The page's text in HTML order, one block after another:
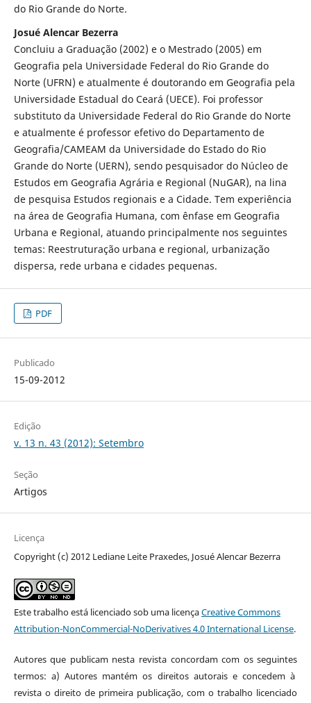
do Rio Grande do Norte.
Josué Alencar Bezerra
Concluiu a Graduação (2002) e o Mestrado (2005) em
Geografia pela Universidade Federal do Rio Grande do
Norte (UFRN) e atualmente é doutorando em Geografia pela
Universidade Estadual do Ceará (UECE). Foi professor
substituto da Universidade Federal do Rio Grande do Norte
e atualmente é professor efetivo do Departamento de
Geografia/CAMEAM da Universidade do Estado do Rio
Grande do Norte (UERN), sendo pesquisador do Núcleo de
Estudos em Geografia Agrária e Regional (NuGAR), na lina
de pesquisa Estudos regionais e a Cidade. Tem experiência
na área de Geografia Humana, com ênfase em Geografia
Urbana e Regional, atuando principalmente nos seguintes
temas: Reestruturação urbana e regional, urbanização
dispersa, rede urbana e cidades pequenas.
PDF
Publicado
15-09-2012
Edição
v. 13 n. 43 (2012): Setembro
Seção
Artigos
Licença
Copyright (c) 2012 Lediane Leite Praxedes, Josué Alencar Bezerra
Este trabalho está licenciado sob uma licençaCreative Commons
Attribution-NonCommercial-NoDerivatives 4.0 International License.
Autores que publicam nesta revista concordam com os seguintes
termos: a) Autores mantém os direitos autorais e concedem à
revista o direito de primeira publicação, com o trabalho licenciado